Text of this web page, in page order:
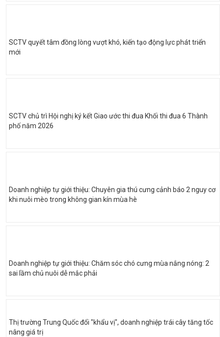
SCTV quyết tâm đồng lòng vượt khó, kiến tạo động lực phát triển
mới
SCTV chủ trì Hội nghị ký kết Giao ước thi đua Khối thi đua 6 Thành
phố năm 2026
Doanh nghiệp tự giới thiệu: Chuyên gia thú cưng cảnh báo 2 nguy cơ
khi nuôi mèo trong không gian kín mùa hè
Doanh nghiệp tự giới thiệu: Chăm sóc chó cưng mùa nắng nóng: 2
sai lầm chủ nuôi dễ mắc phải
Thị trường Trung Quốc đổi "khẩu vị", doanh nghiệp trái cây tăng tốc
nâng giá trị